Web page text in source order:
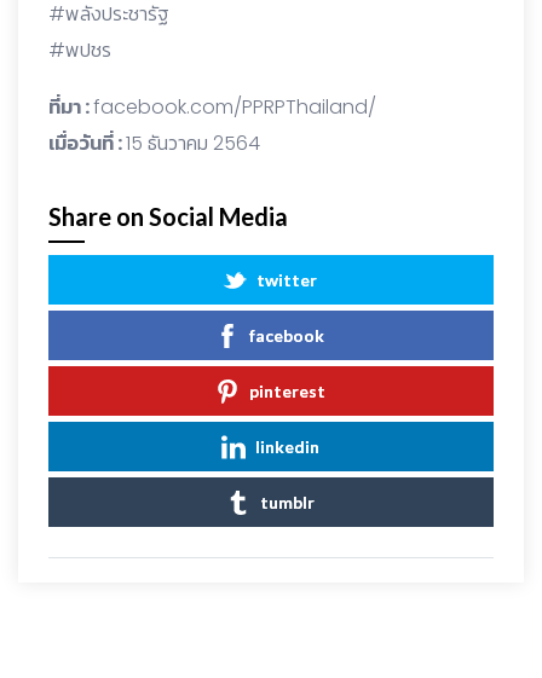
#พลังประชารัฐ
#พปชร
ที่มา :facebook.com/PPRPThailand/
เมื่อวันที่ :15 ธันวาคม 2564
Share on Social Media
twitter
facebook
pinterest
linkedin
tumblr